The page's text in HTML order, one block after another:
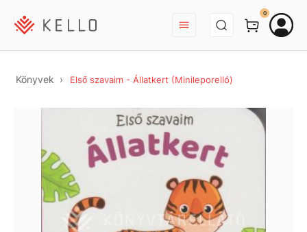
BEJELENTKEZÉS
0
Könyvek Első szavaim - Állatkert (Minileporelló)